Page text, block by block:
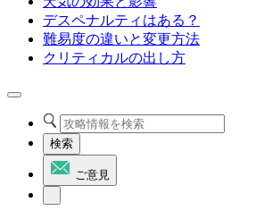
デスペナルティはある？
難易度の違いと変更方法
クリティカルの出し方
検索
ご意見